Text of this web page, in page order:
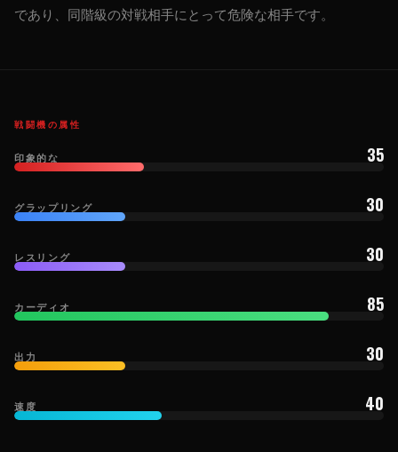
であり、同階級の対戦相手にとって危険な相手です。
戦闘機の属性
印象的な 35
グラップリング 30
レスリング 30
カーディオ 85
出力 30
速度 40